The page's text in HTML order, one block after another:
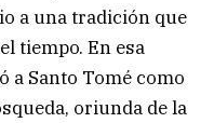
a una tradición que
tiempo. En esa
a Santo Tomé como
oriunda de la